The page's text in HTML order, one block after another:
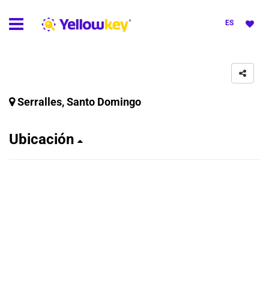
ES
Serralles, Santo Domingo
Ubicación